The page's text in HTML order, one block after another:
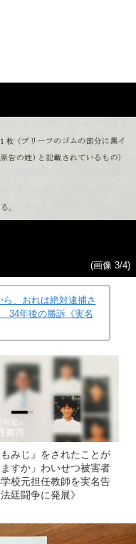
(画像 3/4)
ら、おれは絶対逮捕さ
34年後の勝訴《実名
もみじ』をされたことが
すか」わいせつ被害者
校元担任教師を実名告
廷闘争に発展》